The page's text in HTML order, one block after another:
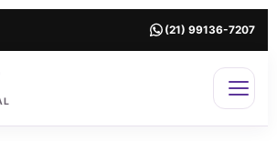
(21) 99136-7207